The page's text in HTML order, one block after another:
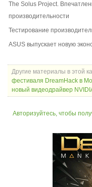
The Solus Project.
производительности
Тестирование
ASUS выпускает новую
Другие материалы в этой
фестиваля DreamHack в
новый видеодрайвер
Авторизуйтесь, чтобы